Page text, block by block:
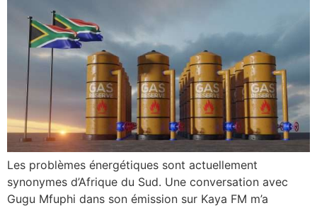
Les problèmes énergétiques sont actuellement
synonymes d’Afrique du Sud. Une conversation avec
Gugu Mfuphi dans son émission sur Kaya FM m’a